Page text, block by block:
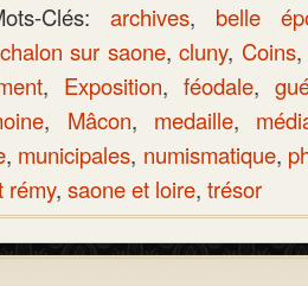
Clés: archives, belle
chalon sur saone,cluny, Coins
, Exposition,féodale,
, Mâcon, medaille,
, municipales, numismatique,
rémy, saone et loire, trésor